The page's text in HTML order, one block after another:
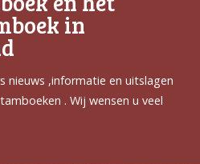
in
nieuws ,informatie en uitslagen
. Wij wensen u veel